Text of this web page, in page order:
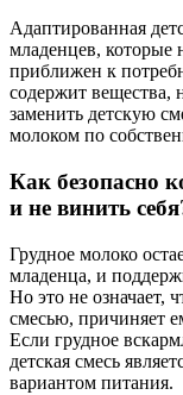
Адаптированная
младенцев, которые
приближен к
содержит вещества,
заменить детскую
молоком по
Как безопасно
и не винить
Грудное молоко
младенца, и
Но это не означает,
смесью, причиняет
Если грудное
детская смесь
вариантом питания.